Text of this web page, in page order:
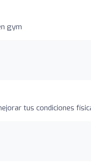
gym
tus condiciones